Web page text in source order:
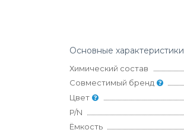
Основные характеристики
Химический состав
Совместимый бренд
Цвет
P/N
Ёмкость